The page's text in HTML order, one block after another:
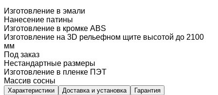
Изготовление в эмали
Нанесение патины
Изготовление в кромке ABS
Изготовление на 3D рельефном щите высотой до 2100
мм
Под заказ
Нестандартные размеры
Изготовление в пленке ПЭТ
Массив сосны
Характеристики Доставка и установка Гарантия